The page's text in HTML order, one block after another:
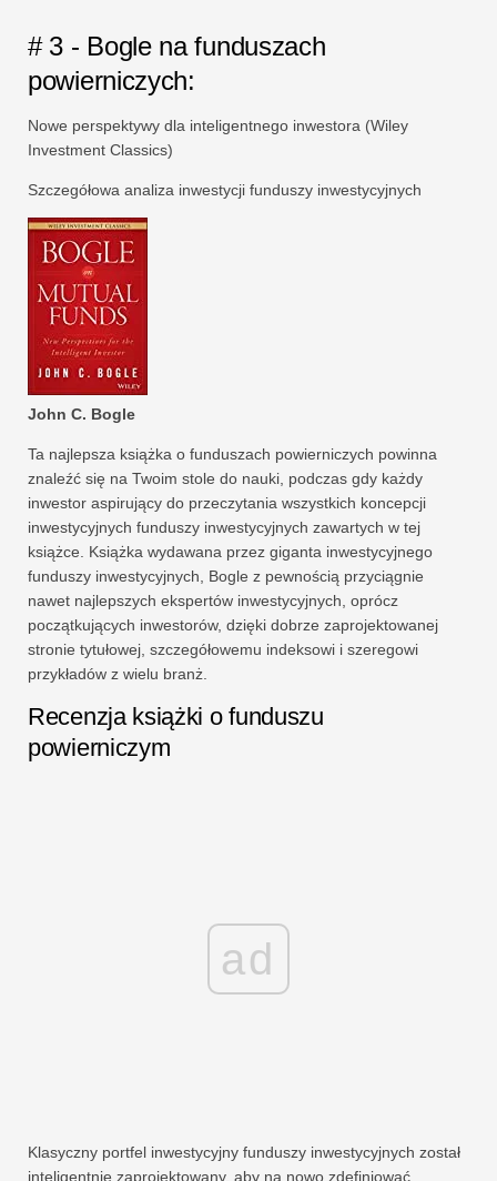
# 3 - Bogle na funduszach
powierniczych:
Nowe perspektywy dla inteligentnego inwestora (Wiley
Investment Classics)
Szczegółowa analiza inwestycji funduszy inwestycyjnych
John C. Bogle
Ta najlepsza książka o funduszach powierniczych powinna
znaleźć się na Twoim stole do nauki, podczas gdy każdy
inwestor aspirujący do przeczytania wszystkich koncepcji
inwestycyjnych funduszy inwestycyjnych zawartych w tej
książce. Książka wydawana przez giganta inwestycyjnego
funduszy inwestycyjnych, Bogle z pewnością przyciągnie
nawet najlepszych ekspertów inwestycyjnych, oprócz
początkujących inwestorów, dzięki dobrze zaprojektowanej
stronie tytułowej, szczegółowemu indeksowi i szeregowi
przykładów z wielu branż.
Recenzja książki o funduszu
powierniczym
ad
Klasyczny portfel inwestycyjny funduszy inwestycyjnych został
inteligentnie zaprojektowany, aby na nowo zdefiniować